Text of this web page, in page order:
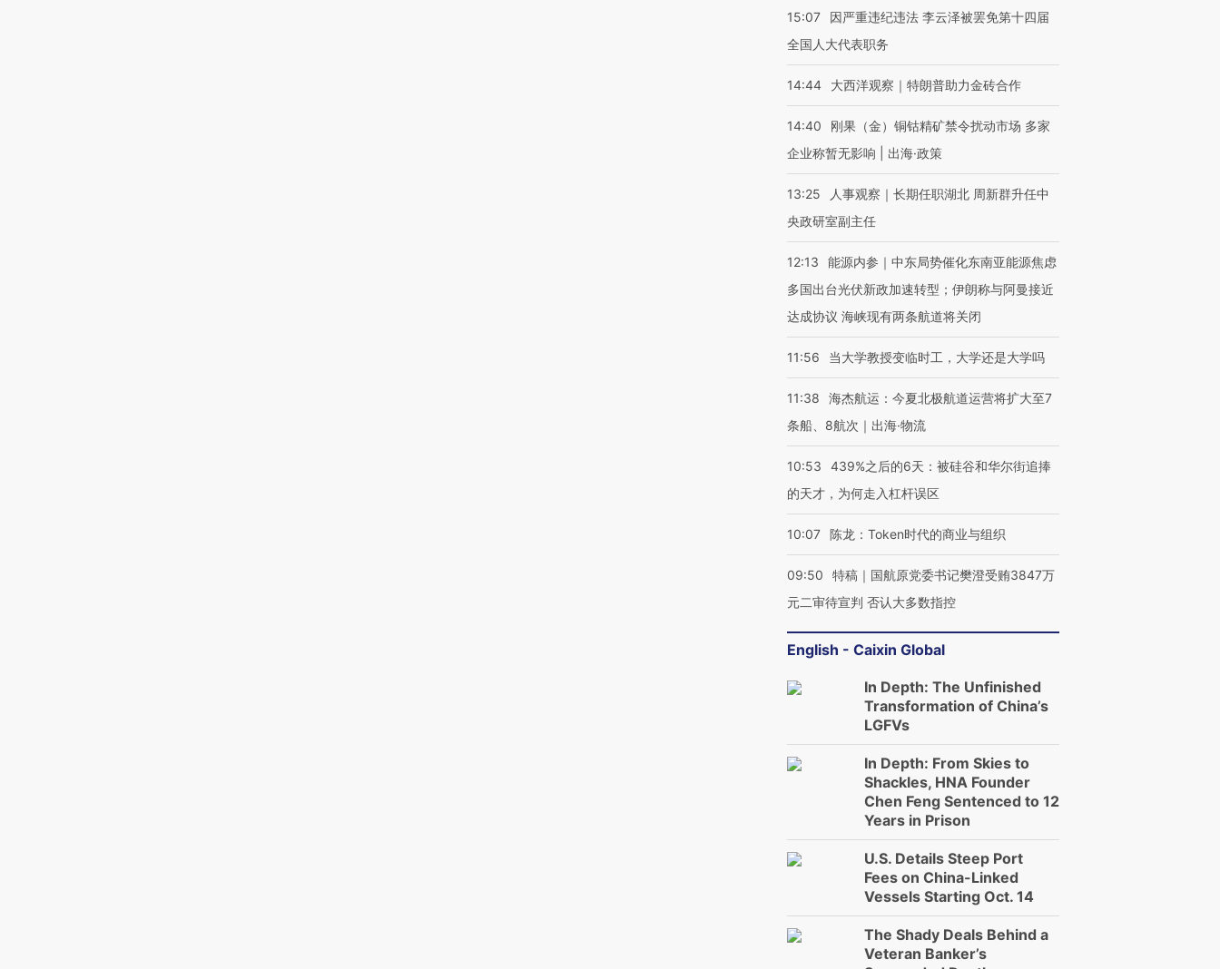
15:07
因严重违纪违法 李云泽被罢免第十四届
全国人大代表职务
14:44 大西洋观察｜特朗普助力金砖合作
14:40
刚果（金）铜钴精矿禁令扰动市场 多家
企业称暂无影响 | 出海·政策
13:25
人事观察｜长期任职湖北 周新群升任中
央政研室副主任
12:13
能源内参｜中东局势催化东南亚能源焦虑
多国出台光伏新政加速转型；伊朗称与阿曼接近
达成协议 海峡现有两条航道将关闭
11:56 当大学教授变临时工，大学还是大学吗
11:38
海杰航运：今夏北极航道运营将扩大至7
条船、8航次｜出海·物流
10:53
439%之后的6天：被硅谷和华尔街追捧
的天才，为何走入杠杆误区
10:07 陈龙：Token时代的商业与组织
09:50
特稿｜国航原党委书记樊澄受贿3847万
元二审待宣判 否认大多数指控
English - Caixin Global
In Depth: The Unfinished
Transformation of China’s
LGFVs
In Depth: From Skies to
Shackles, HNA Founder
Chen Feng Sentenced to 12
Years in Prison
U.S. Details Steep Port
Fees on China-Linked
Vessels Starting Oct. 14
The Shady Deals Behind a
Veteran Banker’s